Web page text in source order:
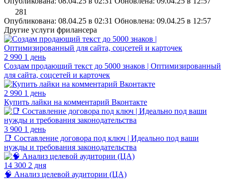
281
Опубликована: 08.04.25 в 02:31 Обновлена: 09.04.25 в 12:57
Другие услуги фрилансера
2 990 1 день
Создам продающий текст до 5000 знаков | Оптимизированный
для сайта, соцсетей и карточек
2 990 1 день
Купить лайки на комментарий Вконтакте
3 900 1 день
📑 Составление договора под ключ | Идеально под ваши
нужды и требования законодательства
14 300 2 дня
🧠 Анализ целевой аудитории (ЦА)